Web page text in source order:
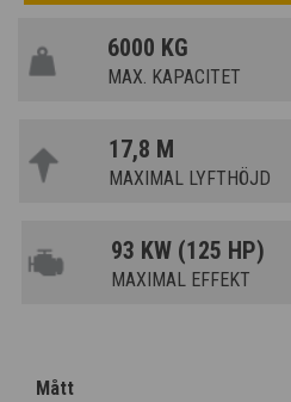
6000 KG
MAX. KAPACITET
17,8 M
MAXIMAL LYFTHÖJD
93 KW (125 HP)
MAXIMAL EFFEKT
Mått